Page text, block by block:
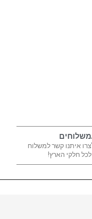
משלוחים
צרו איתנו קשר למשלוח
לכל חלקי הארץ!